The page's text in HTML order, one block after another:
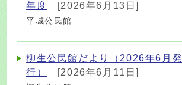
年度
[2026年6月13日]
平城公民館
柳生公民館だより（2026年6月発
行）
[2026年6月11日]